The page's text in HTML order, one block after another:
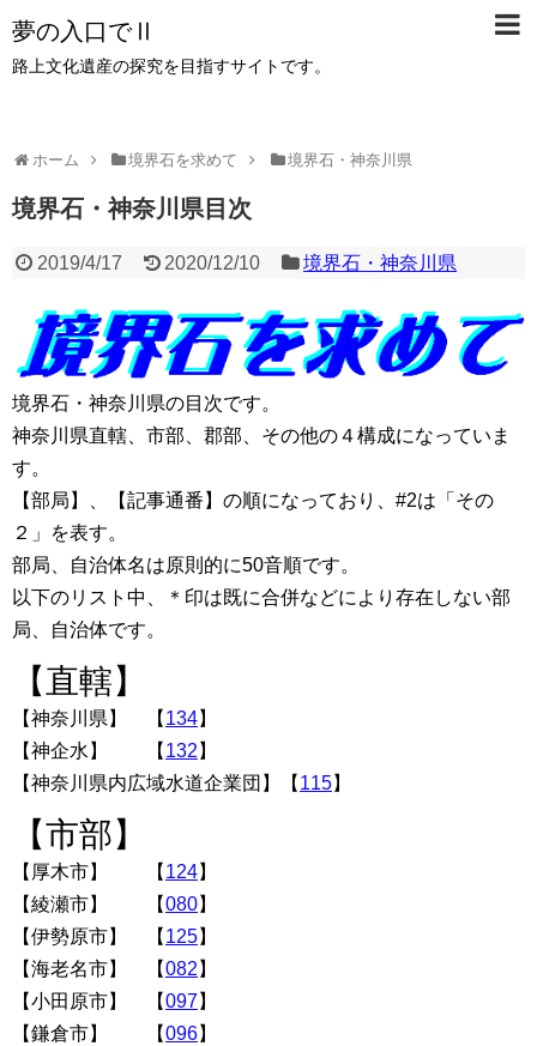
夢の入口でⅡ
路上文化遺産の探究を目指すサイトです。
ホーム 境界石を求めて 境界石・神奈川県
境界石・神奈川県目次
2019/4/17 2020/12/10 境界石・神奈川県
境界石・神奈川県の目次です。
神奈川県直轄、市部、郡部、その他の４構成になっていま
す。
【部局】、【記事通番】の順になっており、#2は「その
２」を表す。
部局、自治体名は原則的に50音順です。
以下のリスト中、＊印は既に合併などにより存在しない部
局、自治体です。
【直轄】
【神奈川県】 【 134】
【神企水】 【 132】
【神奈川県内広域水道企業団】【 115】
【市部】
【厚木市】 【 124】
【綾瀬市】 【080】
【伊勢原市】 【 125】
【海老名市】 【082】
【小田原市】 【097 】
【鎌倉市】 【096】